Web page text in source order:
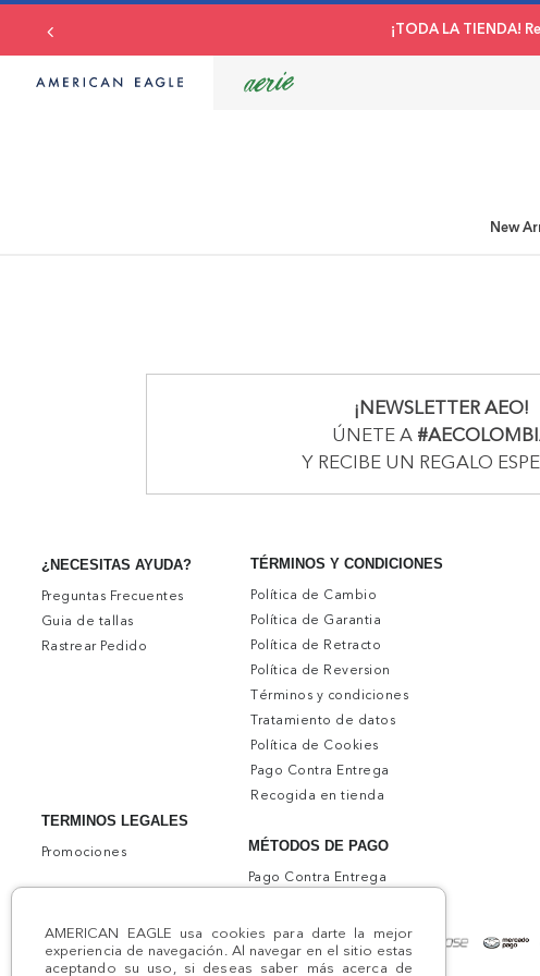
AMERICAN EAGLE usa cookies para darte la mejor
experiencia de navegación. Al navegar en el sitio estas
aceptando su uso, si deseas saber más acerca de
¡TODA LA TIENDA!
New
¡NEWSLETTER AEO!
ÚNETE A
Y RECIBE UN REGALO
¿NECESITAS AYUDA?
Preguntas Frecuentes
Guia de tallas
Rastrear Pedido
TERMINOS LEGALES
Promociones
TÉRMINOS Y CONDICIONES
Política de Cambio
Política de Garantia
Política de Retracto
Política de Reversion
Términos y condiciones
Tratamiento de datos
Política de Cookies
Pago Contra Entrega
Recogida en tienda
MÉTODOS DE PAGO
Pago Contra Entrega